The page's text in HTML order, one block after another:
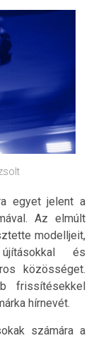
egyet jelent a
Az elmúlt
modelljeit,
és
közösséget.
frissítésekkel
hírnevét.
számára a